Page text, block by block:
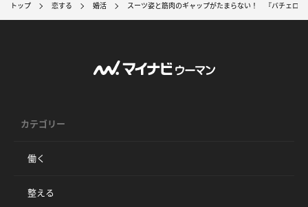
トップ 恋する 婚活 スーツ姿と筋肉のギャップがたまらない！ 『バチェロ
カテゴリー
働く
整える